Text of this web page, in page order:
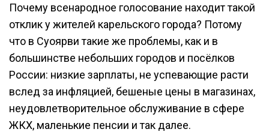
Почему всенародное голосование находит такой
отклик у жителей карельского города? Потому
что в Суоярви такие же проблемы, как и в
большинстве небольших городов и посёлков
России: низкие зарплаты, не успевающие расти
вслед за инфляцией, бешеные цены в магазинах,
неудовлетворительное обслуживание в сфере
ЖКХ, маленькие пенсии и так далее.